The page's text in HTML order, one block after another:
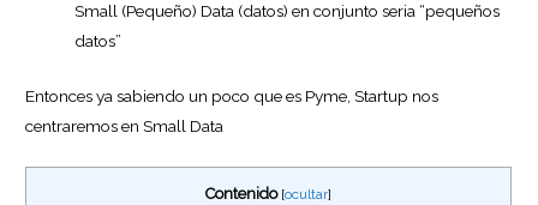
Small (Pequeño) Data (datos) en conjunto seria “pequeños
datos”
Entonces ya sabiendo un poco que es Pyme, Startup nos
centraremos en Small Data
Contenido [ocultar]